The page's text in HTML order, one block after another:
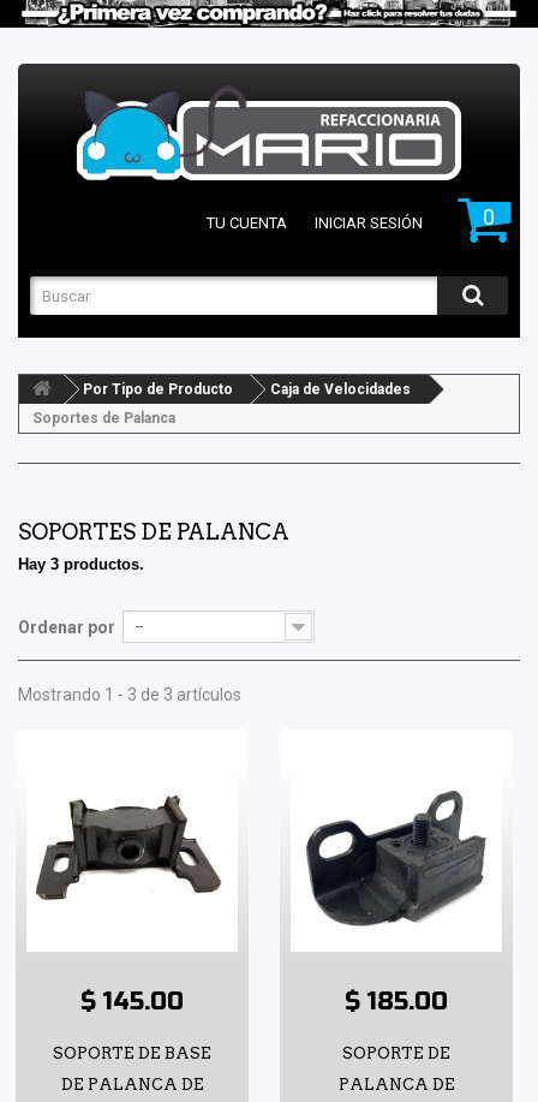
0
TU CUENTA INICIAR SESIÓN
Por Tipo de Producto
Caja de Velocidades
Soportes de Palanca
SOPORTES DE PALANCA
Hay 3 productos.
Ordenar por --
Mostrando 1 - 3 de 3 artículos
$ 145.00
SOPORTE DE BASE
DE PALANCA DE
$ 185.00
SOPORTE DE
PALANCA DE